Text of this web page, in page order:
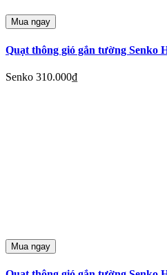
Mua ngay
Quạt thông gió gắn tường Senko
Senko 310.000₫
Mua ngay